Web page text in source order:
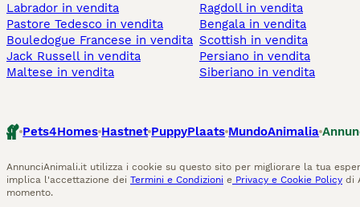
Labrador in vendita
Pastore Tedesco in vendita
Bouledogue Francese in vendita
Jack Russell in vendita
Maltese in vendita
Ragdoll in vendita
Bengala in vendita
Scottish in vendita
Persiano in vendita
Siberiano in vendita
Pets4Homes Hastnet PuppyPlaats MundoAnimalia
AnnunciAnimali.it utilizza i cookie su questo sito per migliorare la tua
implica l'accettazione dei Termini e Condizioni e Privacy e Cookie Policy di
momento.